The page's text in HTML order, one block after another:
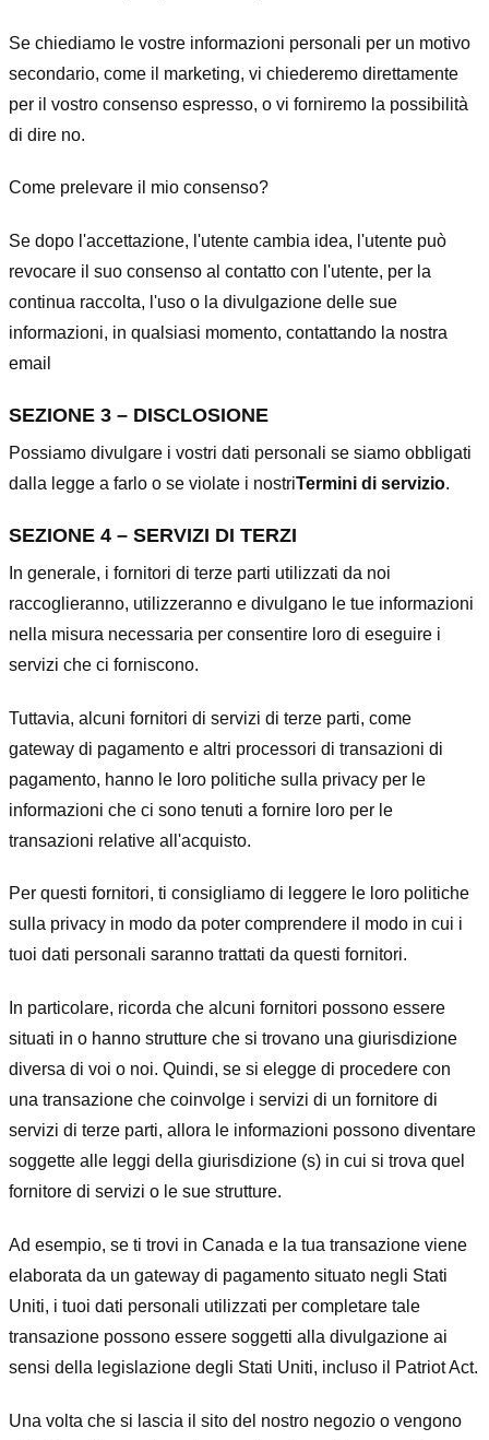
Se chiediamo le vostre informazioni personali per un motivo
secondario, come il marketing, vi chiederemo direttamente
per il vostro consenso espresso, o vi forniremo la possibilità
di dire no.
Come prelevare il mio consenso?
Se dopo l'accettazione, l'utente cambia idea, l'utente può
revocare il suo consenso al contatto con l'utente, per la
continua raccolta, l'uso o la divulgazione delle sue
informazioni, in qualsiasi momento, contattando la nostra
email
SEZIONE 3 – DISCLOSIONE
Possiamo divulgare i vostri dati personali se siamo obbligati
dalla legge a farlo o se violate i nostriTermini di servizio.
SEZIONE 4 – SERVIZI DI TERZI
In generale, i fornitori di terze parti utilizzati da noi
raccoglieranno, utilizzeranno e divulgano le tue informazioni
nella misura necessaria per consentire loro di eseguire i
servizi che ci forniscono.
Tuttavia, alcuni fornitori di servizi di terze parti, come
gateway di pagamento e altri processori di transazioni di
pagamento, hanno le loro politiche sulla privacy per le
informazioni che ci sono tenuti a fornire loro per le
transazioni relative all'acquisto.
Per questi fornitori, ti consigliamo di leggere le loro politiche
sulla privacy in modo da poter comprendere il modo in cui i
tuoi dati personali saranno trattati da questi fornitori.
In particolare, ricorda che alcuni fornitori possono essere
situati in o hanno strutture che si trovano una giurisdizione
diversa di voi o noi. Quindi, se si elegge di procedere con
una transazione che coinvolge i servizi di un fornitore di
servizi di terze parti, allora le informazioni possono diventare
soggette alle leggi della giurisdizione (s) in cui si trova quel
fornitore di servizi o le sue strutture.
Ad esempio, se ti trovi in Canada e la tua transazione viene
elaborata da un gateway di pagamento situato negli Stati
Uniti, i tuoi dati personali utilizzati per completare tale
transazione possono essere soggetti alla divulgazione ai
sensi della legislazione degli Stati Uniti, incluso il Patriot Act.
Una volta che si lascia il sito del nostro negozio o vengono